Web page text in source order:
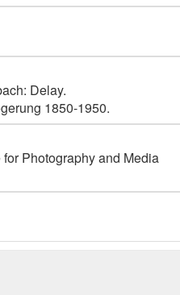
Delay.
1850-1950.
Photography and Media